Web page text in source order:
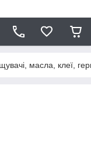
масла, клеї,